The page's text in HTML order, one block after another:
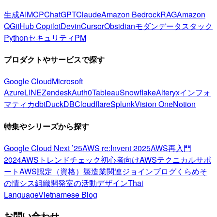
生成AIMCPChatGPTClaudeAmazon BedrockRAGAmazon
QGitHub CopilotDevinCursorObsidianモダンデータスタック
PythonセキュリティPM
プロダクトやサービスで探す
Google CloudMicrosoft
AzureLINEZendeskAuth0TableauSnowflakeAlteryxインフォ
マティカdbtDuckDBCloudflareSplunkVision OneNotion
特集やシリーズから探す
Google Cloud Next ’25AWS re:Invent 2025AWS再入門
2024AWSトレンドチェック初心者向けAWSテクニカルサポ
ートAWS認定（資格） 製造業関連ジョインブログくらめそ
の情シス組織開発室の活動デザインThai
LanguageVietnamese Blog